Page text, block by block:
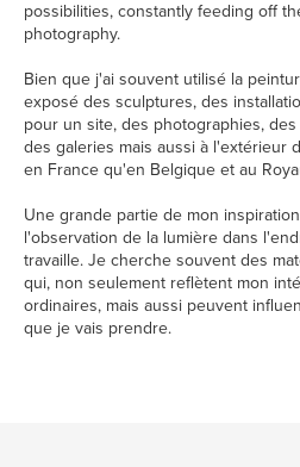
possibilities, constantly feeding off
photography.
Bien que j'ai souvent utilisé la
exposé des sculptures, des
pour un site, des photographies,
des galeries mais aussi à l'extérieur
en France qu'en Belgique et au
Une grande partie de mon
l'observation de la lumière dans
travaille. Je cherche souvent des
qui, non seulement reflètent mon
ordinaires, mais aussi peuvent
que je vais prendre.